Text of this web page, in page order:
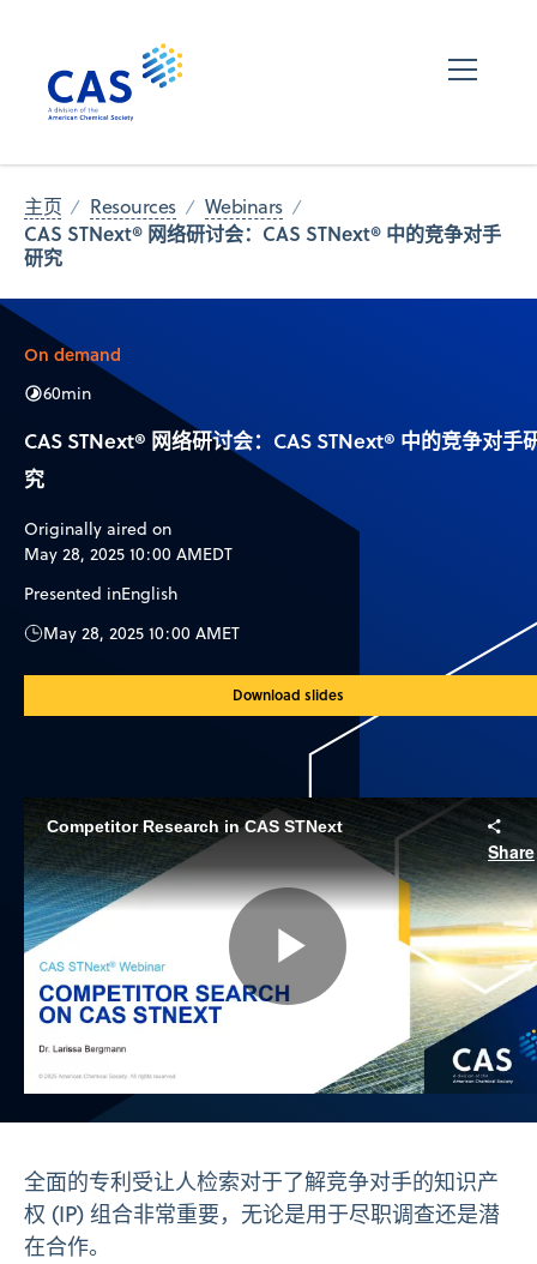
主页 Resources Webinars
CAS STNext® 网络研讨会：CAS STNext® 中的竞争对手
研究
On demand
60min
CAS STNext® 网络研讨会：CAS STNext® 中的竞争对手
究
Originally aired on
May 28, 2025 10:00 AMEDT
Presented inEnglish
May 28, 2025 10:00 AMET
Download slides
Competitor Research in CAS STNext
Share
Play
Video
全面的专利受让人检索对于了解竞争对手的知识产
权 (IP) 组合非常重要，无论是用于尽职调查还是潜
在合作。